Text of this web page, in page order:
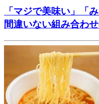
「マジで美味い」「
間違いない組み合わ